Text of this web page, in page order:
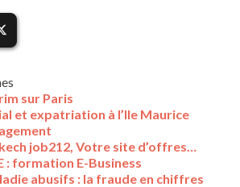
sur Paris
et expatriation à l’Ile Maurice
job212, Votre site d’offres…
: formation E-Business
abusifs : la fraude en chiffres